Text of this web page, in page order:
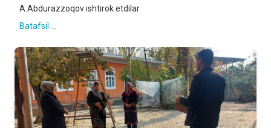
A.Abdurazzoqov ishtirok etdilar.
Batafsil ...